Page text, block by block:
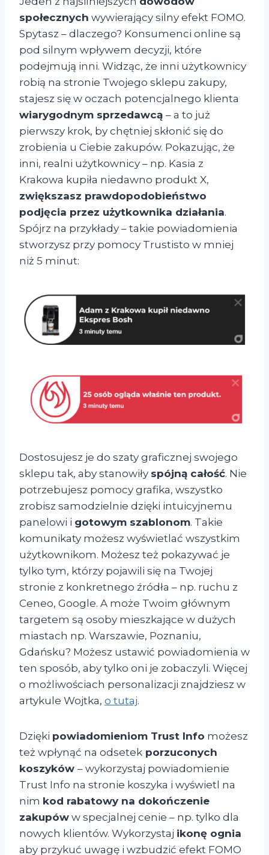
społecznych wywierający silny efekt FOMO.
Spytasz – dlaczego? Konsumenci online są
pod silnym wpływem decyzji, które
podejmują inni. Widząc, że inni użytkownicy
robią na stronie Twojego sklepu zakupy,
stajesz się w oczach potencjalnego klienta
wiarygodnym sprzedawcą – a to już
pierwszy krok, by chętniej skłonić się do
zrobienia u Ciebie zakupów. Pokazując, że
inni, realni użytkownicy – np. Kasia z
Krakowa kupiła niedawno produkt X,
zwiększasz prawdopodobieństwo
podjęcia przez użytkownika działania.
Spójrz na przykłady – takie powiadomienia
stworzysz przy pomocy Trustisto w mniej
niż 5 minut:
Dostosujesz je do szaty graficznej swojego
sklepu tak, aby stanowiły spójną całość. Nie
potrzebujesz pomocy grafika, wszystko
zrobisz samodzielnie dzięki intuicyjnemu
panelowi i gotowym szablonom. Takie
komunikaty możesz wyświetlać wszystkim
użytkownikom. Możesz też pokazywać je
tylko tym, którzy pojawili się na Twojej
stronie z konkretnego źródła – np. ruchu z
Ceneo, Google. A może Twoim głównym
targetem są osoby mieszkające w dużych
miastach np. Warszawie, Poznaniu,
Gdańsku? Możesz ustawić powiadomienia w
ten sposób, aby tylko oni je zobaczyli. Więcej
o możliwościach personalizacji znajdziesz w
artykule Wojtka, o tutaj.
Dzięki powiadomieniom Trust Info możesz
też wpłynąć na odsetek porzuconych
koszyków – wykorzystaj powiadomienie
Trust Info na stronie koszyka i wyświetl na
nim kod rabatowy na dokończenie
zakupów w specjalnej cenie – np. tylko dla
nowych klientów. Wykorzystaj ikonę ognia
aby przykuć uwagę i wzbudzić efekt FOMO